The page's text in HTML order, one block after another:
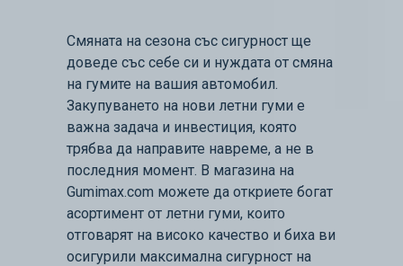
Смяната на сезона със сигурност ще
доведе със себе си и нуждата от смяна
на гумите на вашия автомобил.
Закупуването на нови летни гуми е
важна задача и инвестиция, която
трябва да направите навреме, а не в
последния момент. В магазина на
Gumimax.com можете да откриете богат
асортимент от летни гуми, които
отговарят на високо качество и биха ви
осигурили максимална сигурност на